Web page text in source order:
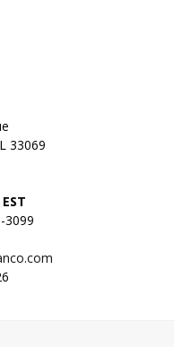
33069
3099